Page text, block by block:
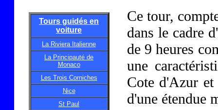
Tours guidés en
voiture
La Riviera Italienne
La Principauté de
Monaco
Les Trois Corniches
Nice
St Paul
Ce tour,
dans le cadre
de 9 heures
une
Cote d'Azur
d'une étendue